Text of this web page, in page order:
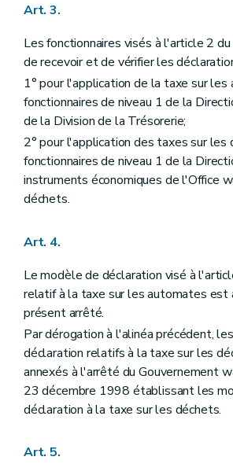
Art. 3.
Les fonctionnaires visés à l'article 2
de recevoir et de vérifier les
1° pour l'application de la taxe sur
fonctionnaires de niveau 1 de la
de la Division de la Trésorerie;
2° pour l'application des taxes sur les
fonctionnaires de niveau 1 de la
instruments économiques de l'Office
déchets.
Art. 4.
Le modèle de déclaration visé à
relatif à la taxe sur les automates est
présent arrêté.
Par dérogation à l'alinéa précédent,
déclaration relatifs à la taxe sur les
annexés à l'arrêté du Gouvernement
23 décembre 1998 établissant les
déclaration à la taxe sur les déchets.
Art. 5.